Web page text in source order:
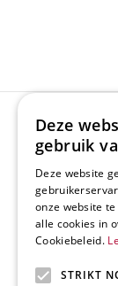
Dinsdag
Vrijdag
Deze
gebruik
Deze website
onze website
alle cookies in
Cookiebeleid.
STRIKT